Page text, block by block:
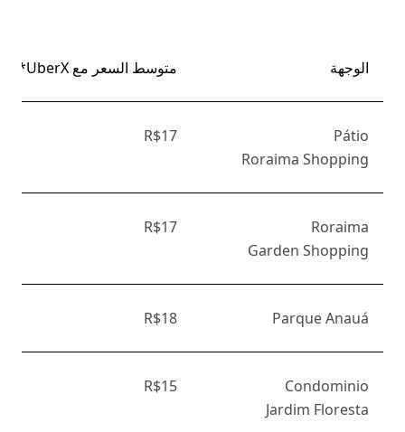
الوجهة متوسط السعر مع UberX*
Pátio
Roraima Shopping
R$17
Roraima
Garden Shopping
R$17
Parque Anauá
R$18
Condominio
Jardim Floresta
R$15